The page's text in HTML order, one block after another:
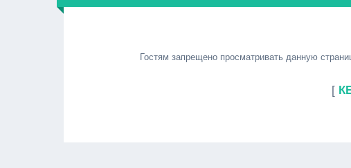
Гостям запрещено просматривать данную
[